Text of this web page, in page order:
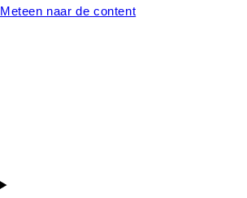
Meteen naar de content